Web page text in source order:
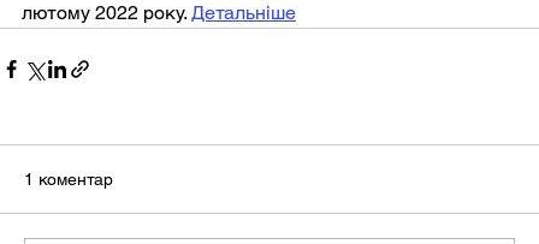
лютому 2022 року. Детальніше
1 коментар